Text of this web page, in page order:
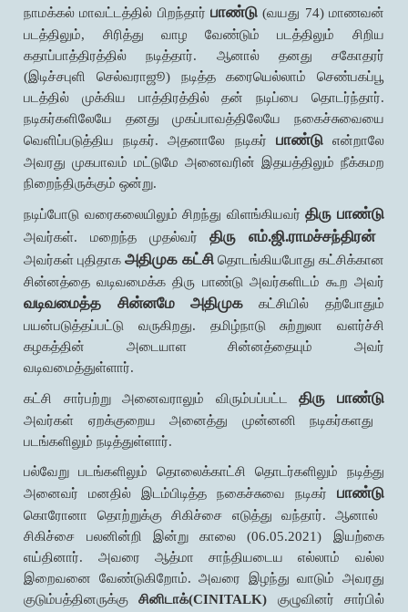
நாமக்கல் மாவட்டத்தில் பிறந்தார் பாண்டு (வயது 74) மாணவன்
படத்திலும், சிரித்து வாழ வேண்டும் படத்திலும் சிறிய
கதாப்பாத்திரத்தில் நடித்தார். ஆனால் தனது சகோதரர்
(இடிச்சபுளி செல்வராஜூ) நடித்த கரையெல்லாம் செண்பகப்பூ
படத்தில் முக்கிய பாத்திரத்தில் தன் நடிப்பை தொடர்ந்தார்.
நடிகர்களிலேயே தனது முகப்பாவத்திலேயே நகைச்சுவையை
வெளிப்படுத்திய நடிகர். அதனாலே நடிகர் பாண்டுஎன்றாலே
அவரது முகபாவம் மட்டுமே அனைவரின் இதயத்திலும் நீக்கமற
நிறைந்திருக்கும் ஒன்று.
நடிப்போடு வரைகலையிலும் சிறந்து விளங்கியவர்திரு பாண்டு
அவர்கள். மறைந்த முதல்வர்திரு எம்.ஜி.ராமச்சந்திரன்
அவர்கள் புதிதாகஅதிமுக கட்சிதொடங்கியபோது கட்சிக்கான
சின்னத்தை வடிவமைக்க திரு பாண்டு அவர்களிடம் கூற அவர்
வடிவமைத்த சின்னமே அதிமுக கட்சியில் தற்போதும்
பயன்படுத்தப்பட்டு வருகிறது. தமிழ்நாடு சுற்றுலா வளர்ச்சி
கழகத்தின் அடையாள சின்னத்தையும் அவர்
வடிவமைத்துள்ளார்.
கட்சி சார்பற்று அனைவராலும் விரும்பப்பட்டதிரு பாண்டு
அவர்கள் ஏறக்குறைய அனைத்து முன்னனி நடிகர்களது
படங்களிலும் நடித்துள்ளார்.
பல்வேறு படங்களிலும் தொலைக்காட்சி தொடர்களிலும் நடித்து
அனைவர் மனதில் இடம்பிடித்த நகைச்சுவை நடிகர் பாண்டு
கொரோனா தொற்றுக்கு சிகிச்சை எடுத்து வந்தார். ஆனால்
சிகிச்சை பலனின்றி இன்று காலை (06.05.2021) இயற்கை
எய்தினார். அவரை ஆத்மா சாந்தியடைய எல்லாம் வல்ல
இறைவனை வேண்டுகிறோம். அவரை இழந்து வாடும் அவரது
குடும்பத்தினருக்குசினிடாக்(CINITALK) குழுவினர் சார்பில்